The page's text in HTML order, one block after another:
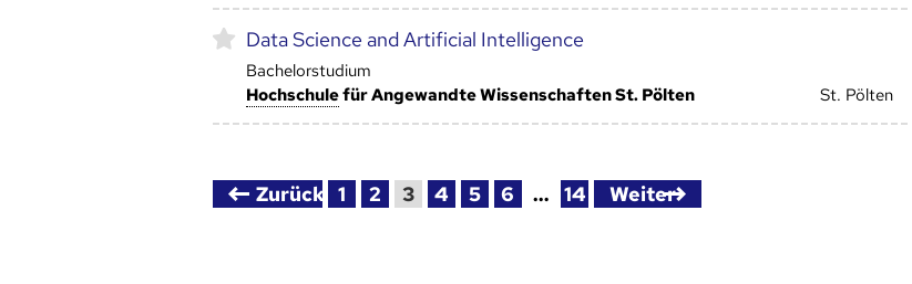
Data Science and Artificial Intelligence
Bachelorstudium
Hoch­schulefür Angewandte Wissenschaften St. Pölten St. Pölten
Zurück 1 2 3 4 5 6 … 14 Weiter